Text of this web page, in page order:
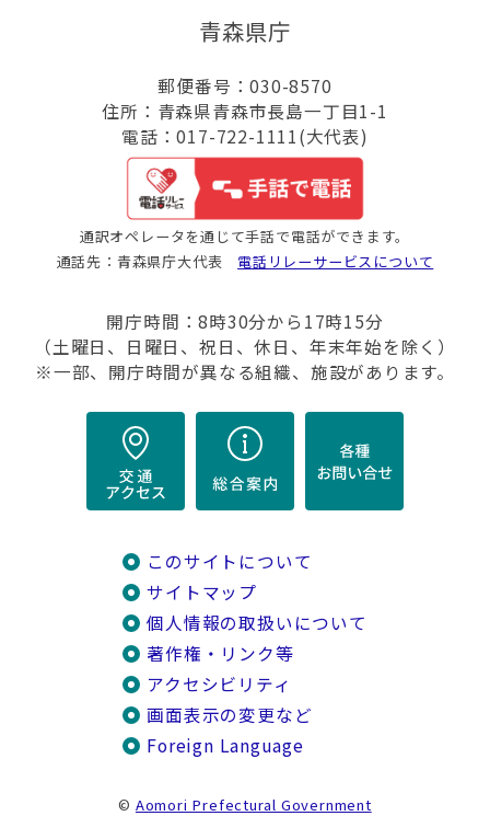
青森県庁
郵便番号：030-8570
住所：青森県青森市長島一丁目1-1
電話：017-722-1111(大代表)
通訳オペレータを通じて手話で電話ができます。
通話先：青森県庁大代表 電話リレーサービスについて
開庁時間：8時30分から17時15分
（土曜日、日曜日、祝日、休日、年末年始を除く）
※一部、開庁時間が異なる組織、施設があります。
このサイトについて
サイトマップ
個人情報の取扱いについて
著作権・リンク等
アクセシビリティ
画面表示の変更など
Foreign Language
© Aomori Prefectural Government